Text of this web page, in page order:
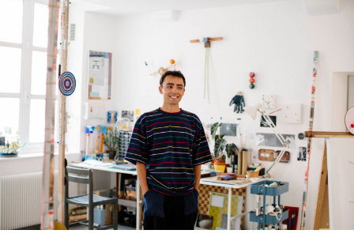
PROGRAMMATION
MAGAZINE
ESPACES DE PRATIQUE ARTISTIQUE ↓
Recherche
Connexion